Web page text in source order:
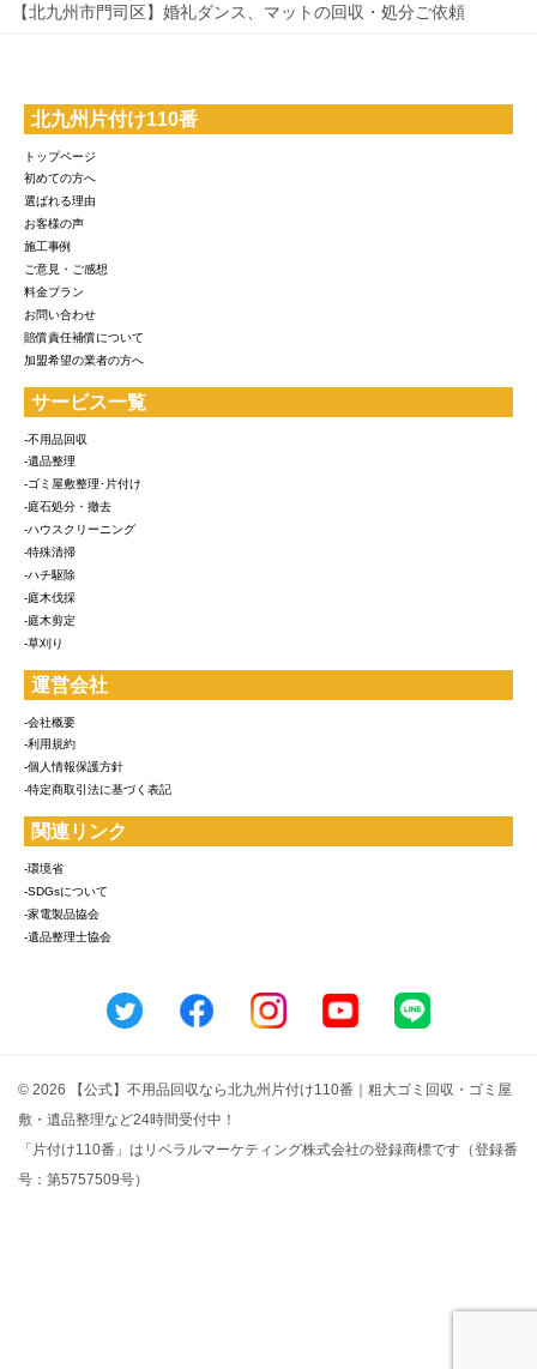
【北九州市門司区】婚礼ダンス、マットの回収・処分ご依頼
北九州片付け110番
トップページ
初めての方へ
選ばれる理由
お客様の声
施工事例
ご意見・ご感想
料金プラン
お問い合わせ
賠償責任補償について
加盟希望の業者の方へ
サービス一覧
-不用品回収
-遺品整理
-ゴミ屋敷整理･片付け
-庭石処分・撤去
-ハウスクリーニング
-特殊清掃
-ハチ駆除
-庭木伐採
-庭木剪定
-草刈り
運営会社
-会社概要
-利用規約
-個人情報保護方針
-特定商取引法に基づく表記
関連リンク
-環境省
-SDGsについて
-家電製品協会
-遺品整理士協会
© 2026 【公式】不用品回収なら北九州片付け110番｜粗大ゴミ回収・ゴミ屋
敷・遺品整理など24時間受付中！
「片付け110番」はリベラルマーケティング株式会社の登録商標です（登録番
号：第5757509号）